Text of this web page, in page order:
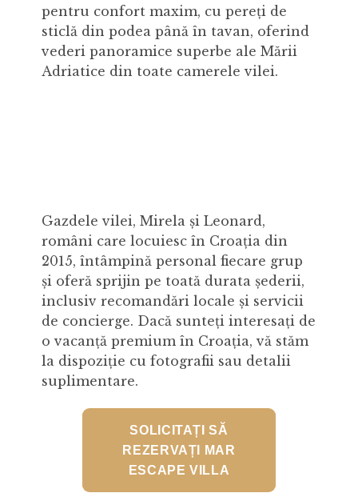
pentru confort maxim, cu pereți de
sticlă din podea până în tavan, oferind
vederi panoramice superbe ale Mării
Adriatice din toate camerele vilei.
Gazdele vilei, Mirela și Leonard,
români care locuiesc în Croația din
2015, întâmpină personal fiecare grup
și oferă sprijin pe toată durata șederii,
inclusiv recomandări locale și servicii
de concierge. Dacă sunteți interesați de
o vacanță premium în Croația, vă stăm
la dispoziție cu fotografii sau detalii
suplimentare.
SOLICITAȚI SĂ
REZERVAȚI MAR
ESCAPE VILLA